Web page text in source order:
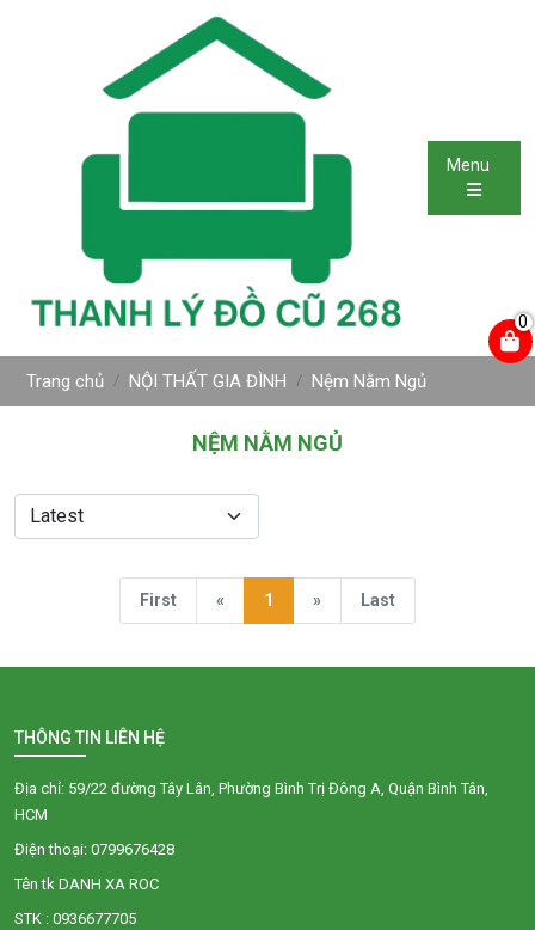
Menu
Trang chủ NỘI THẤT GIA ĐÌNH Nệm Nằm Ngủ
NỆM NẰM NGỦ
First « 1 » Last
THÔNG TIN LIÊN HỆ
Địa chỉ: 59/22 đường Tây Lân, Phường Bình Trị Đông A, Quận Bình Tân,
HCM
Điện thoại: 0799676428
Tên tk DANH XA ROC
STK : 0936677705
0